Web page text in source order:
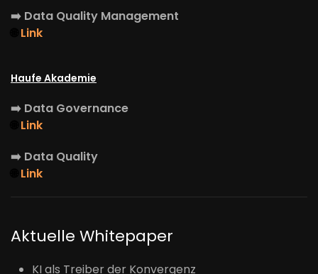
➡️ Data Quality Management
Link
Haufe Akademie
➡️ Data Governance
Link
➡️ Data Quality
Link
Aktuelle Whitepaper
KI als Treiber der Konvergenz